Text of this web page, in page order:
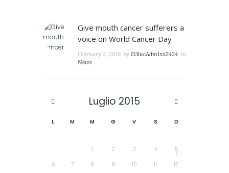
Give mouth cancer sufferers a
voice on World Cancer Day
February 2, 2016 by D3lucAdm1xx2424 in
News
Luglio 2015
L M M G V S D
1 2 3 4 5
6 7 8 9 10 11 12